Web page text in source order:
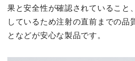
果と安全性が確認されていること
しているため注射の直前までの品
となどが安心な製品です。